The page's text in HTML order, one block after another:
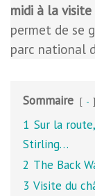
midi à la
permet de se
parc national
Sommaire -
1 Sur la
Stirling…
2 The Back
3 Visite du